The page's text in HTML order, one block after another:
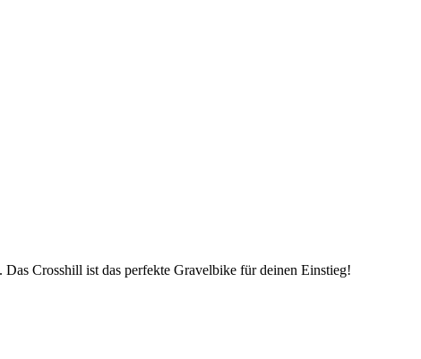
Crosshill ist das perfekte Gravelbike für deinen Einstieg!